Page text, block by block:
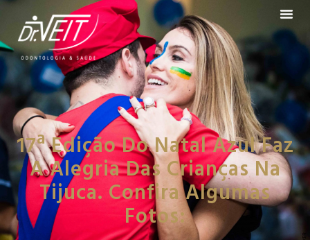
17ª Edição Do Natal Azul Faz
A Alegria Das Crianças Na
Tijuca. Confira Algumas
Fotos: